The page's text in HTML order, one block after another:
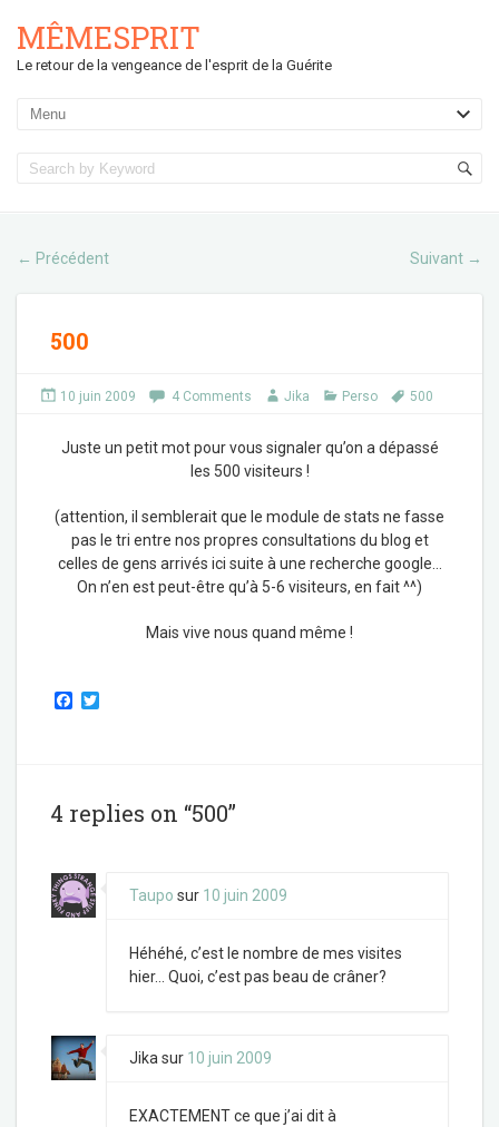
MÊMESPRIT
Le retour de la vengeance de l'esprit de la Guérite
← Précédent Suivant →
500
10 juin 2009 4 Comments Jika Perso 500
Juste un petit mot pour vous signaler qu’on a dépassé
les 500 visiteurs !
(attention, il semblerait que le module de stats ne fasse
pas le tri entre nos propres consultations du blog et
celles de gens arrivés ici suite à une recherche google…
On n’en est peut-être qu’à 5-6 visiteurs, en fait ^^)
Mais vive nous quand même !
F
o
k
r
4 replies on “500”
Taupo sur 10 juin 2009
Héhéhé, c’est le nombre de mes visites
hier… Quoi, c’est pas beau de crâner?
Jika sur 10 juin 2009
EXACTEMENT ce que j’ai dit à